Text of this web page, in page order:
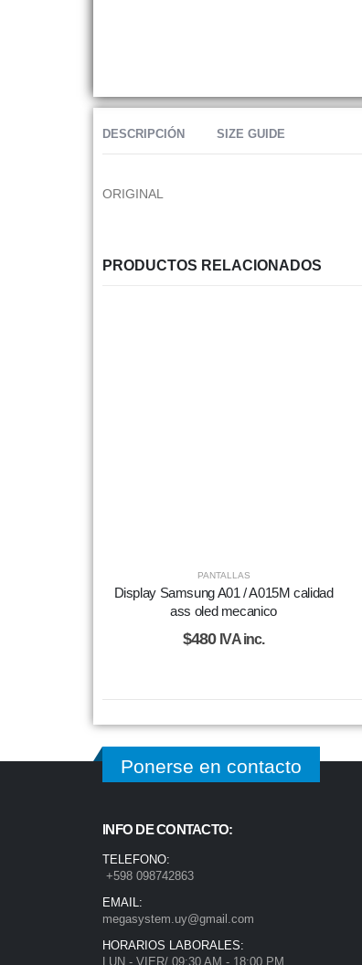
DESCRIPCIÓN SIZE GUIDE
ORIGINAL
PRODUCTOS RELACIONADOS
PANTALLAS
Display Samsung A01 / A015M calidad
ass oled mecanico
$480 IVA inc.
Ponerse en contacto
INFO DE CONTACTO:
TELEFONO:
+598 098742863
EMAIL:
megasystem.uy@gmail.com
HORARIOS LABORALES:
LUN - VIER/ 09:30 AM - 18:00 PM